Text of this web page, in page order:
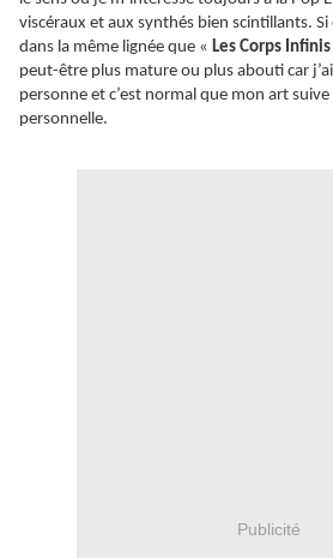
viscéraux et aux synthés bien scintillants.
dans la même lignée que « Les Corps Infinis
peut-être plus mature ou plus abouti car
personne et c’est normal que mon art
personnelle.
Publicité